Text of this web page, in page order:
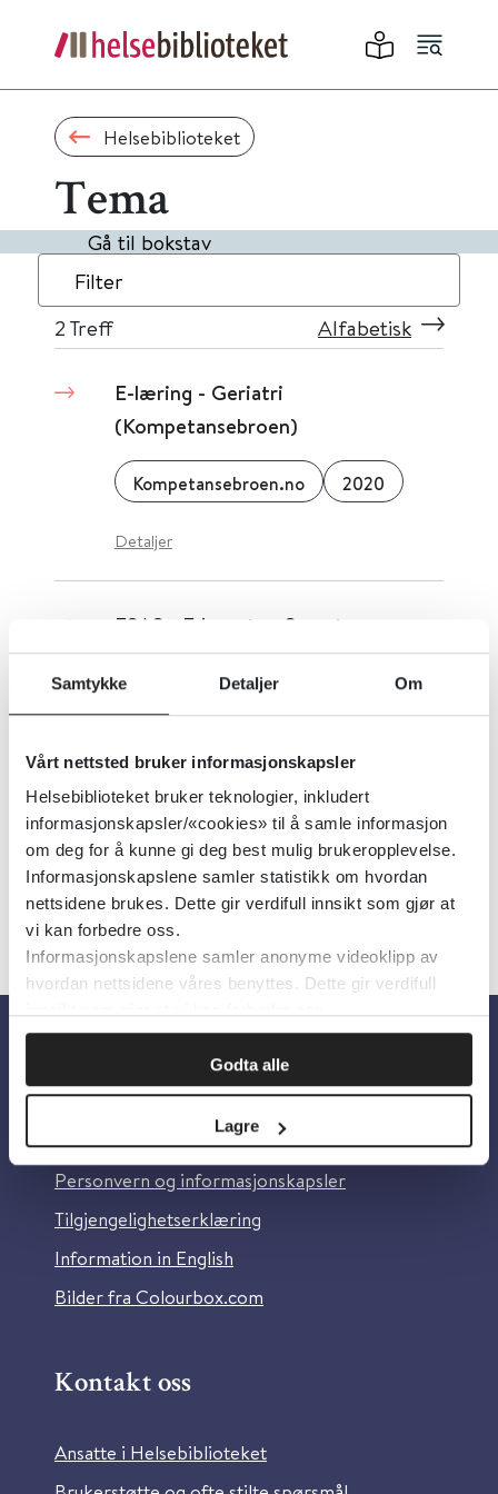
Samtykke Detaljer Om
Vårt nettsted bruker informasjonskapsler
Helsebiblioteket bruker teknologier, inkludert
informasjonskapsler/«cookies» til å samle informasjon
om deg for å kunne gi deg best mulig brukeropplevelse.
Informasjonskapslene samler statistikk om hvordan
nettsidene brukes. Dette gir verdifull innsikt som gjør at
vi kan forbedre oss.
Informasjonskapslene samler anonyme videoklipp av
hvordan nettsidene våres benyttes. Dette gir verdifull
Godta alle
Lagre
Helsebiblioteket
Tema
Gå til bokstav
Filter
2 Treff Alfabetisk
E-læring - Geriatri
(Kompetansebroen)
Kompetansebroen.no 2020
Detaljer
ESAS - Edmonton Symptom
Assessment Scale (i Standard for
palliasjon)
Detaljer
Om Helsebiblioteket
Personvern og informasjonskapsler
Tilgjengelighetserklæring
Information in English
Bilder fra Colourbox.com
Kontakt oss
Ansatte i Helsebiblioteket